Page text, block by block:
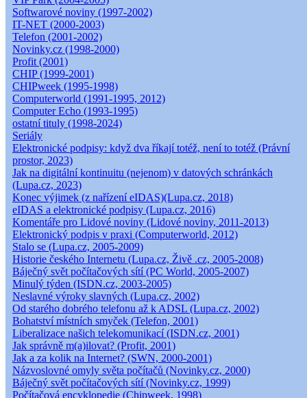
Softwarové noviny (1997-2002)
IT-NET (2000-2003)
Telefon (2001-2002)
Novinky.cz (1998-2000)
Profit (2001)
CHIP (1999-2001)
CHIPweek (1995-1998)
Computerworld (1991-1995, 2012)
Computer Echo (1993-1995)
ostatní tituly (1998-2024)
Seriály
Elektronické podpisy: když dva říkají totéž, není to totéž (Právní
prostor, 2023)
Jak na digitální kontinuitu (nejenom) v datových schránkách
(Lupa.cz, 2023)
Konec výjimek (z nařízení eIDAS)(Lupa.cz, 2018)
eIDAS a elektronické podpisy (Lupa.cz, 2016)
Komentáře pro Lidové noviny (Lidové noviny, 2011-2013)
Elektronický podpis v praxi (Computerworld, 2012)
Stalo se (Lupa.cz, 2005-2009)
Historie českého Internetu (Lupa.cz, Živě .cz, 2005-2008)
Báječný svět počítačových sítí (PC World, 2005-2007)
Minulý týden (ISDN.cz, 2003-2005)
Neslavné výroky slavných (Lupa.cz, 2002)
Od starého dobrého telefonu až k ADSL (Lupa.cz, 2002)
Bohatství místních smyček (Telefon, 2001)
Liberalizace našich telekomunikací (ISDN.cz, 2001)
Jak správně m(a)ilovat? (Profit, 2001)
Jak a za kolik na Internet? (SWN, 2000-2001)
Názvoslovné omyly světa počítačů (Novinky.cz, 2000)
Báječný svět počítačových sítí (Novinky.cz, 1999)
Počítačová encyklopedie (Chipweek, 1998)